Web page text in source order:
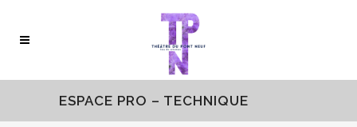
ESPACE PRO – TECHNIQUE